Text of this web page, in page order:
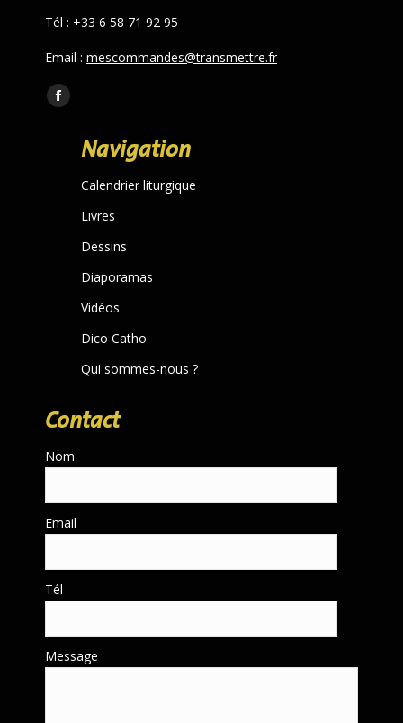
Tél : +33 6 58 71 92 95
Email : mescommandes@transmettre.fr
Trouvez nous sur :
Facebook
opens
window
Navigation
Calendrier liturgique
Livres
Dessins
Diaporamas
Vidéos
Dico Catho
Qui sommes-nous ?
Contact
Nom
Email
Tél
Message